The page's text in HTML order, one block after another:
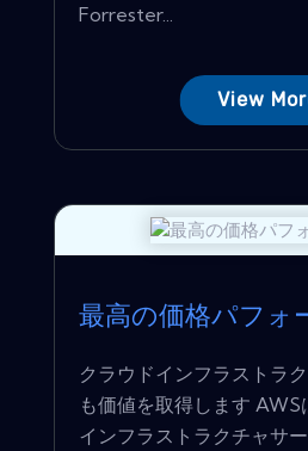
Forrester...
View
最高の価格パフォ
クラウドインフラストラ
も価値を取得します
インフラストラクチャサ